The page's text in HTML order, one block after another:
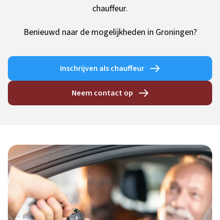
chauffeur.
Benieuwd naar de mogelijkheden in Groningen?
Inschrijven als chauffeur
Neem contact op